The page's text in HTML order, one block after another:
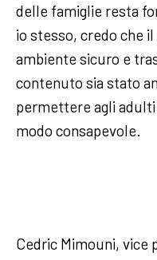
delle famiglie resta
io stesso, credo che
ambiente sicuro e
contenuto sia stato
permettere agli adulti
modo consapevole.
Cedric Mimouni, vice